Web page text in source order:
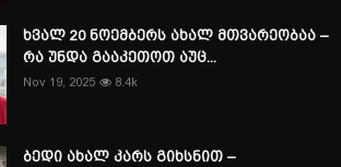
ხვალ 20 ნოემბერს ახალ მთვარეობაა –
რა უნდა გააკეთოთ აუც...
Nov 19, 2025 8.4k
ბედი ახალ კარს გიხსნით –